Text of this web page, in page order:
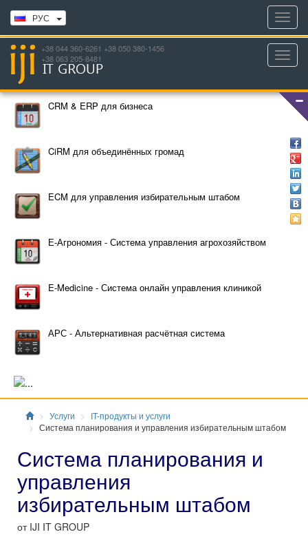
РУС
+38 044 360-6261 +38 050 380-1456
+38 063 205-8481
CRM & ERP для бизнеса
CiRM для объединённых громад
ECM для управления избирательным штабом
Е-Агрономия - Система управления агрохозяйством
E-Medicine - Система онлайн управления клиникой
АРС - Альтернативная расчётная система
Главная
Услуги
IT-продукты и услуги
Система планирования и управления избирательным штабом
Система планирования и
управления
избирательным штабом
от IJI IT GROUP